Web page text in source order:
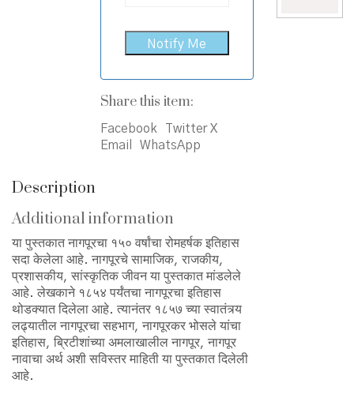
Share this item:
Facebook
Twitter X
Email
WhatsApp
Description
Additional information
या पुस्तकात नागपूरचा १५० वर्षांचा रोमहर्षक इतिहास
सदा केलेला आहे. नागपूरचे सामाजिक, राजकीय,
प्रशासकीय, सांस्कृतिक जीवन या पुस्तकात मांडलेले
आहे. लेखकाने १८५४ पर्यंतचा नागपूरचा इतिहास
थोडक्यात दिलेला आहे. त्यानंतर १८५७ च्या स्वातंत्र्य
लढ्यातील नागपूरचा सहभाग, नागपूरकर भोसले यांचा
इतिहास, ब्रिटीशांच्या अमलाखालील नागपूर, नागपूर
नावाचा अर्थ अशी सविस्तर माहिती या पुस्तकात दिलेली
आहे.